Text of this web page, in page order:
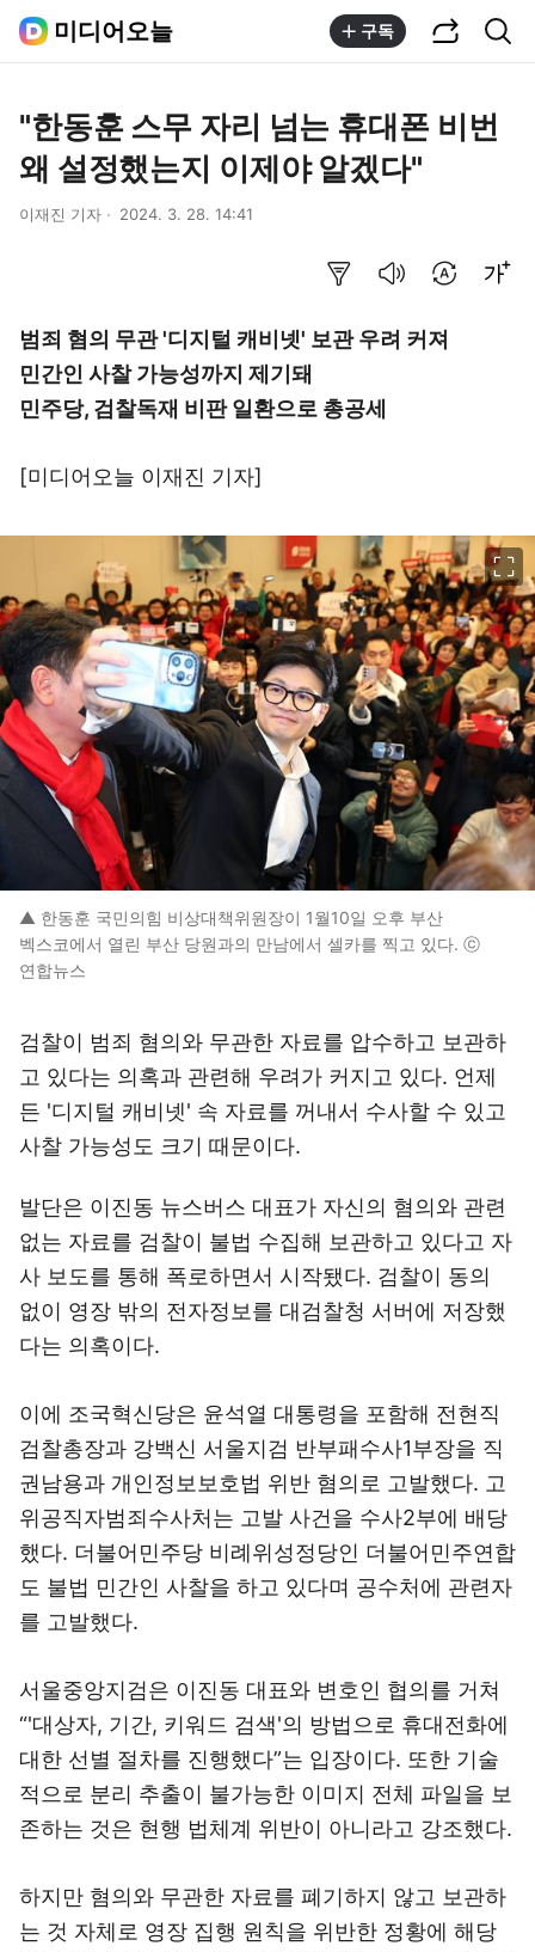
미디어오늘 구독
"한동훈 스무 자리 넘는 휴대폰 비번
왜 설정했는지 이제야 알겠다"
이재진 기자 2024. 3. 28. 14:41
범죄 혐의 무관 '디지털 캐비넷' 보관 우려 커져
민간인 사찰 가능성까지 제기돼
민주당, 검찰독재 비판 일환으로 총공세
[미디어오늘 이재진 기자]
▲ 한동훈 국민의힘 비상대책위원장이 1월10일 오후 부산
벡스코에서 열린 부산 당원과의 만남에서 셀카를 찍고 있다. ⓒ
연합뉴스
검찰이 범죄 혐의와 무관한 자료를 압수하고 보관하
고 있다는 의혹과 관련해 우려가 커지고 있다. 언제
든 '디지털 캐비넷' 속 자료를 꺼내서 수사할 수 있고
사찰 가능성도 크기 때문이다.
발단은 이진동 뉴스버스 대표가 자신의 혐의와 관련
없는 자료를 검찰이 불법 수집해 보관하고 있다고 자
사 보도를 통해 폭로하면서 시작됐다. 검찰이 동의
없이 영장 밖의 전자정보를 대검찰청 서버에 저장했
다는 의혹이다.
이에 조국혁신당은 윤석열 대통령을 포함해 전현직
검찰총장과 강백신 서울지검 반부패수사1부장을 직
권남용과 개인정보보호법 위반 혐의로 고발했다. 고
위공직자범죄수사처는 고발 사건을 수사2부에 배당
했다. 더불어민주당 비례위성정당인 더불어민주연합
도 불법 민간인 사찰을 하고 있다며 공수처에 관련자
를 고발했다.
서울중앙지검은 이진동 대표와 변호인 협의를 거쳐
“'대상자, 기간, 키워드 검색'의 방법으로 휴대전화에
대한 선별 절차를 진행했다”는 입장이다. 또한 기술
적으로 분리 추출이 불가능한 이미지 전체 파일을 보
존하는 것은 현행 법체계 위반이 아니라고 강조했다.
하지만 혐의와 무관한 자료를 폐기하지 않고 보관하
는 것 자체로 영장 집행 원칙을 위반한 정황에 해당